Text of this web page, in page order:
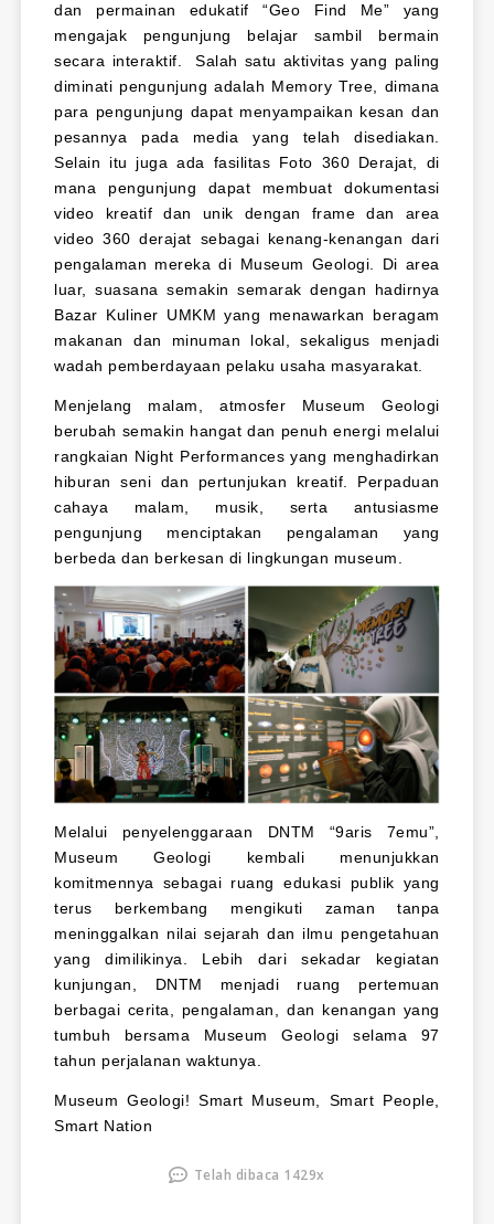
dan permainan edukatif “Geo Find Me” yang
mengajak pengunjung belajar sambil bermain
secara interaktif. Salah satu aktivitas yang paling
diminati pengunjung adalah Memory Tree, dimana
para pengunjung dapat menyampaikan kesan dan
pesannya pada media yang telah disediakan.
Selain itu juga ada fasilitas Foto 360 Derajat, di
mana pengunjung dapat membuat dokumentasi
video kreatif dan unik dengan frame dan area
video 360 derajat sebagai kenang-kenangan dari
pengalaman mereka di Museum Geologi. Di area
luar, suasana semakin semarak dengan hadirnya
Bazar Kuliner UMKM yang menawarkan beragam
makanan dan minuman lokal, sekaligus menjadi
wadah pemberdayaan pelaku usaha masyarakat.
Menjelang malam, atmosfer Museum Geologi
berubah semakin hangat dan penuh energi melalui
rangkaian Night Performances yang menghadirkan
hiburan seni dan pertunjukan kreatif. Perpaduan
cahaya malam, musik, serta antusiasme
pengunjung menciptakan pengalaman yang
berbeda dan berkesan di lingkungan museum.
Melalui penyelenggaraan DNTM “9aris 7emu”,
Museum Geologi kembali menunjukkan
komitmennya sebagai ruang edukasi publik yang
terus berkembang mengikuti zaman tanpa
meninggalkan nilai sejarah dan ilmu pengetahuan
yang dimilikinya. Lebih dari sekadar kegiatan
kunjungan, DNTM menjadi ruang pertemuan
berbagai cerita, pengalaman, dan kenangan yang
tumbuh bersama Museum Geologi selama 97
tahun perjalanan waktunya.
Museum Geologi! Smart Museum, Smart People,
Smart Nation
Telah dibaca 1429x